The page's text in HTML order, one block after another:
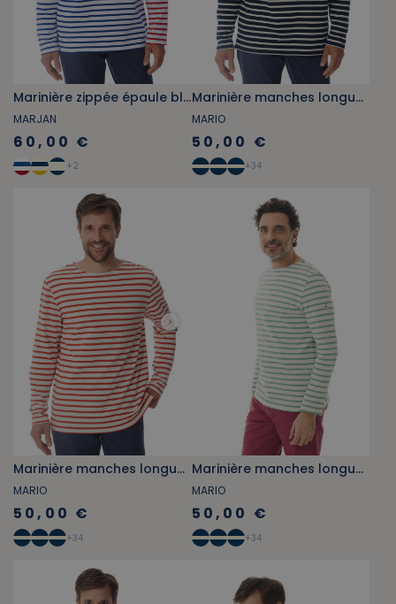
Marinière zippée épaule blanche
MARJAN
60,00 €
+2
Marinière manches longues bleu marine
MARIO
50,00 €
+34
Marinière manches longues orange tuile
MARIO
50,00 €
+34
Marinière manches longues vert d'eau opale
MARIO
50,00 €
+34